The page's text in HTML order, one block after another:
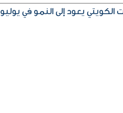
يعود إلى النمو في يوليو